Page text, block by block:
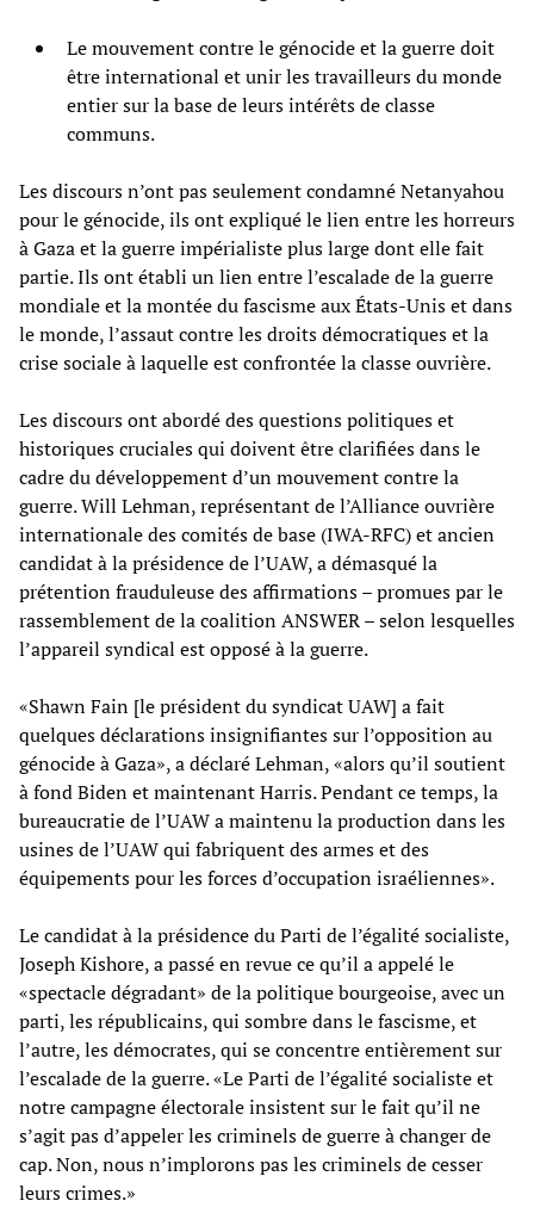
Le mouvement contre le génocide et la guerre doit
être international et unir les travailleurs du monde
entier sur la base de leurs intérêts de classe
communs.
Les discours n’ont pas seulement condamné Netanyahou
pour le génocide, ils ont expliqué le lien entre les horreurs
à Gaza et la guerre impérialiste plus large dont elle fait
partie. Ils ont établi un lien entre l’escalade de la guerre
mondiale et la montée du fascisme aux États-Unis et dans
le monde, l’assaut contre les droits démocratiques et la
crise sociale à laquelle est confrontée la classe ouvrière.
Les discours ont abordé des questions politiques et
historiques cruciales qui doivent être clarifiées dans le
cadre du développement d’un mouvement contre la
guerre. Will Lehman, représentant de l’Alliance ouvrière
internationale des comités de base (IWA-RFC) et ancien
candidat à la présidence de l’UAW, a démasqué la
prétention frauduleuse des affirmations – promues par le
rassemblement de la coalition ANSWER – selon lesquelles
l’appareil syndical est opposé à la guerre.
«Shawn Fain [le président du syndicat UAW] a fait
quelques déclarations insignifiantes sur l’opposition au
génocide à Gaza», a déclaré Lehman, «alors qu’il soutient
à fond Biden et maintenant Harris. Pendant ce temps, la
bureaucratie de l’UAW a maintenu la production dans les
usines de l’UAW qui fabriquent des armes et des
équipements pour les forces d’occupation israéliennes».
Le candidat à la présidence du Parti de l’égalité socialiste,
Joseph Kishore, a passé en revue ce qu’il a appelé le
«spectacle dégradant» de la politique bourgeoise, avec un
parti, les républicains, qui sombre dans le fascisme, et
l’autre, les démocrates, qui se concentre entièrement sur
l’escalade de la guerre. «Le Parti de l’égalité socialiste et
notre campagne électorale insistent sur le fait qu’il ne
s’agit pas d’appeler les criminels de guerre à changer de
cap. Non, nous n’implorons pas les criminels de cesser
leurs crimes.»